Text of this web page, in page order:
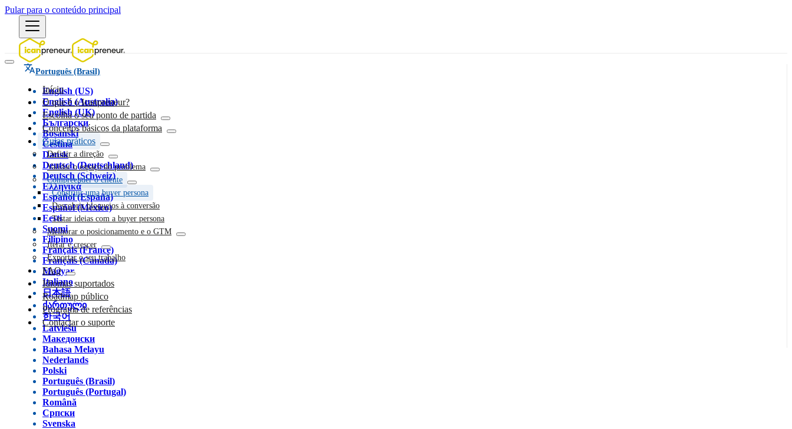
Pular para o conteúdo principal
Português (Brasil)
English (US)
English (Australia)
English (UK)
Български
Bosanski
Čeština
Dansk
Deutsch (Deutschland)
Deutsch (Schweiz)
Ελληνικά
Español (España)
Español (México)
Eesti
Suomi
Filipino
Français (France)
Français (Canada)
Magyar
Italiano
日本語
ქართული
한국어
Latviešu
Македонски
Bahasa Melayu
Nederlands
Polski
Português (Brasil)
Português (Portugal)
Română
Српски
Svenska
Início
O que é o Icanpreneur?
Escolha o seu ponto de partida
Conceitos básicos da plataforma
Guias práticos
Definir a direção
Validar o espaço do problema
Compreender o cliente
Construir uma buyer persona
Descobrir bloqueios à conversão
Testar ideias com a buyer persona
Melhorar o posicionamento e o GTM
Iterar e crescer
Exportar o seu trabalho
FAQ
Idiomas suportados
Roadmap público
Programa de referências
Contactar o suporte